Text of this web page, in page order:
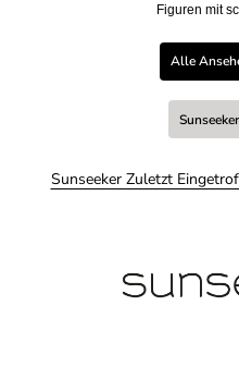
Figuren mit
Alle
Sunseeker Zuletzt